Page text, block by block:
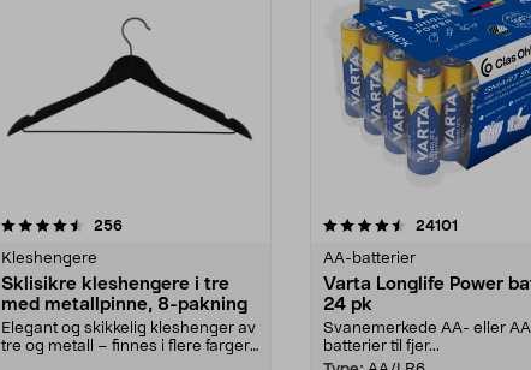
256anmeldelser
Kleshengere
Sklisikre kleshengere i tre
med metallpinne, 8-pakning
Elegant og skikkelig kleshenger av
tre og metall – finnes i flere farger.
4.5av 5 stjerner 24101
AA-batterier
Varta Longlife Power
24 pk
Svanemerkede AA- eller
batterier til fjer...
4.5av 5 stjerner